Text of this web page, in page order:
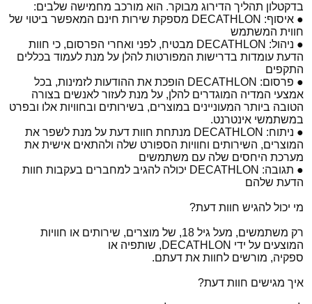
בדקטלון תהליך הדירוג מבוקר. הוא מורכב מחמישה שלבים:
● איסוף: DECATHLON מספקת שירות חינם המאפשר ביטוי של
חווית המשתמש
● ניהול: DECATHLON מבטיח, לפני ואחרי הפרסום, כי חוות
הדעת עומדות בדרישות המפורטות להלן על מנת לעמוד בכללים
התקפים
● פרסום: DECATHLON הופכת את ההודעות לזמינות, בכל
אמצעי המדיה המוגדרים להלן, על מנת לעזור לאנשים בצורה
הטובה ביותר המעוניינים במוצרים, בשירותים ובחוויות אלו ובפרט
במשתמשי אינטרנט.
● ניתוח: DECATHLON מנתחת חוות דעת על מנת לשפר את
המוצרים, השירותים וחוויות הספורט שלה ולהתאים אישית את
מערכת היחסים שלה עם משתמשים
● תגובה: DECATHLON יכולה להגיב למחברים בעקבות חוות
הדעת שלהם
מי יכול להגיש חוות דעת?
רק משתמשים, מעל גיל 18, של מוצרים, שירותים או חוויות
המוצעים על ידי DECATHLON, שותפיה או
ספקיה, מורשים לחוות את דעתם.
איך מגישים חוות דעת?